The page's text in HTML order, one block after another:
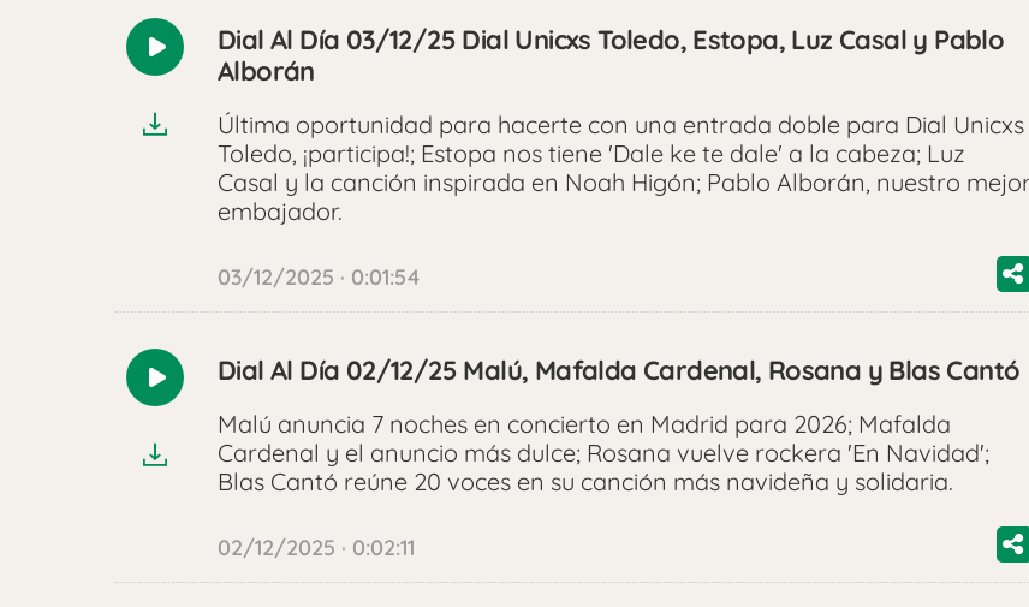
Reproducir
Dial Al Día 03/12/25 Dial Unicxs Toledo, Estopa, Luz Casal y Pablo
Alborán
Última oportunidad para hacerte con una entrada doble para Dial Unicxs
Toledo, ¡participa!; Estopa nos tiene 'Dale ke te dale' a la cabeza; Luz
Casal y la canción inspirada en Noah Higón; Pablo Alborán, nuestro
embajador.
03/12/2025 · 0:01:54
Reproducir
Dial Al Día 02/12/25 Malú, Mafalda Cardenal, Rosana y Blas Cantó
Malú anuncia 7 noches en concierto en Madrid para 2026; Mafalda
Cardenal y el anuncio más dulce; Rosana vuelve rockera 'En Navidad';
Blas Cantó reúne 20 voces en su canción más navideña y solidaria.
02/12/2025 · 0:02:11